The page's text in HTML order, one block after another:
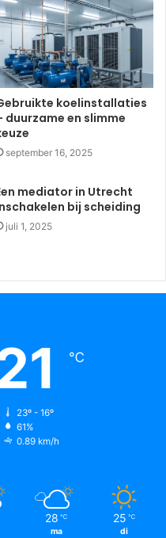
koelinstallaties
duurzame en slimme
september 16, 2025
mediator in Utrecht
bij scheiding
juli 1, 2025
℃
23º - 16º
61%
0.89 km/h
28 ℃
ma
25 ℃
di